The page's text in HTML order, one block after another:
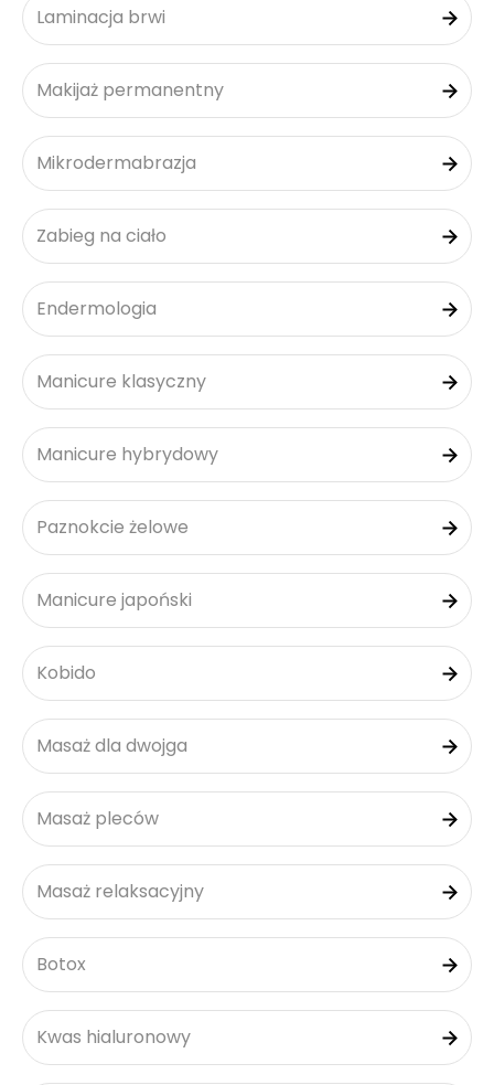
Laminacja brwi
Makijaż permanentny
Mikrodermabrazja
Zabieg na ciało
Endermologia
Manicure klasyczny
Manicure hybrydowy
Paznokcie żelowe
Manicure japoński
Kobido
Masaż dla dwojga
Masaż pleców
Masaż relaksacyjny
Botox
Kwas hialuronowy